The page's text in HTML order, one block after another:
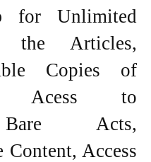
for Unlimited
Articles,
Copies of
Acess to
Bare Acts,
Content, Access